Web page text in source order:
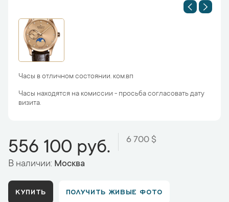
Часы в отличном состоянии. ком.вп
Часы находятся на комиссии - просьба согласовать дату
визита.
556 100 руб. 6 700 $
В наличии: Москва
КУПИТЬ ПОЛУЧИТЬ ЖИВЫЕ ФОТО